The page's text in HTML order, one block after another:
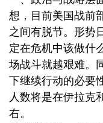
想，目前美国战前
之间有脱节。形势
定在危机中该做什
场战斗就越艰难。
下继续行动的必要
人数将是在伊拉克
右。